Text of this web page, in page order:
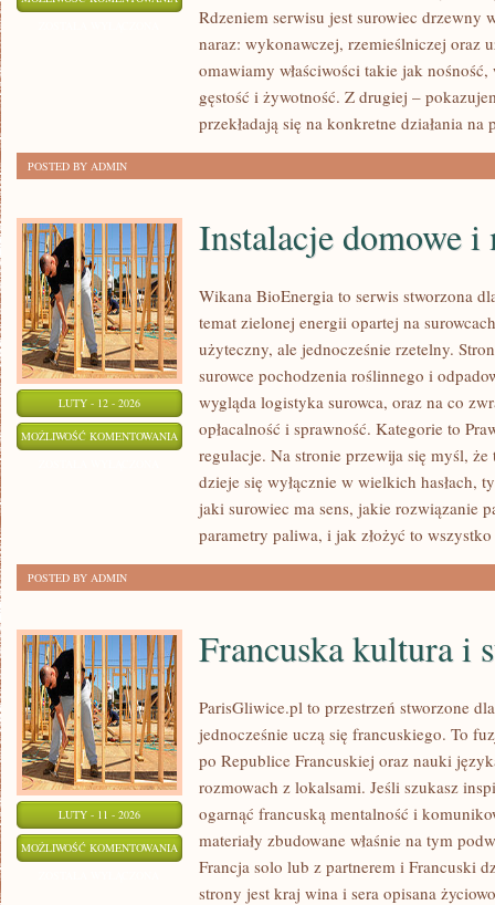
DREWNIANE
Rdzeniem serwisu jest surowiec drzewny
naraz: wykonawczej, rzemieślniczej oraz
omawiamy właściwości takie jak
gęstość i żywotność. Z drugiej –
przekładają się na konkretne działania na
POSTED BY ADMIN
LUTY - 12 - 2026
MOŻLIWOŚĆ KOMENTOWANIA INSTALACJE
DOMOWE
MAŁOSKALOWE
Instalacje domowe i
Wikana BioEnergia to serwis stworzona
temat zielonej energii opartej na
użyteczny, ale jednocześnie rzetelny.
surowce pochodzenia roślinnego i
wygląda logistyka surowca, oraz na co
opłacalność i sprawność. Kategorie to
regulacje. Na stronie przewija się myśl,
dzieje się wyłącznie w wielkich hasłach,
jaki surowiec ma sens, jakie rozwiązanie
parametry paliwa, i jak złożyć to wszystko
POSTED BY ADMIN
LUTY - 11 - 2026
MOŻLIWOŚĆ KOMENTOWANIA FRANCUSKA
KULTURA
Francuska kultura i
ParisGliwice.pl to przestrzeń stworzone
jednocześnie uczą się francuskiego. To
po Republice Francuskiej oraz nauki
rozmowach z lokalsami. Jeśli szukasz
ogarnąć francuską mentalność i
materiały zbudowane właśnie na tym
Francja solo lub z partnerem i Francuski
strony jest kraj wina i sera opisana